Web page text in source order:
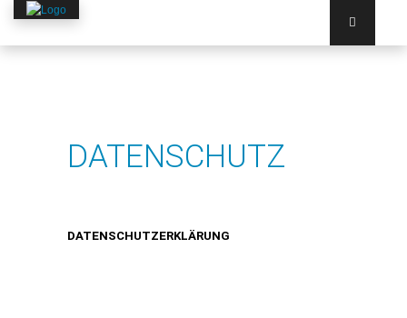
DATENSCHUTZ
DATENSCHUTZERKLÄRUNG